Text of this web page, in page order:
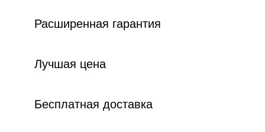
Расширенная гарантия
Лучшая цена
Бесплатная доставка